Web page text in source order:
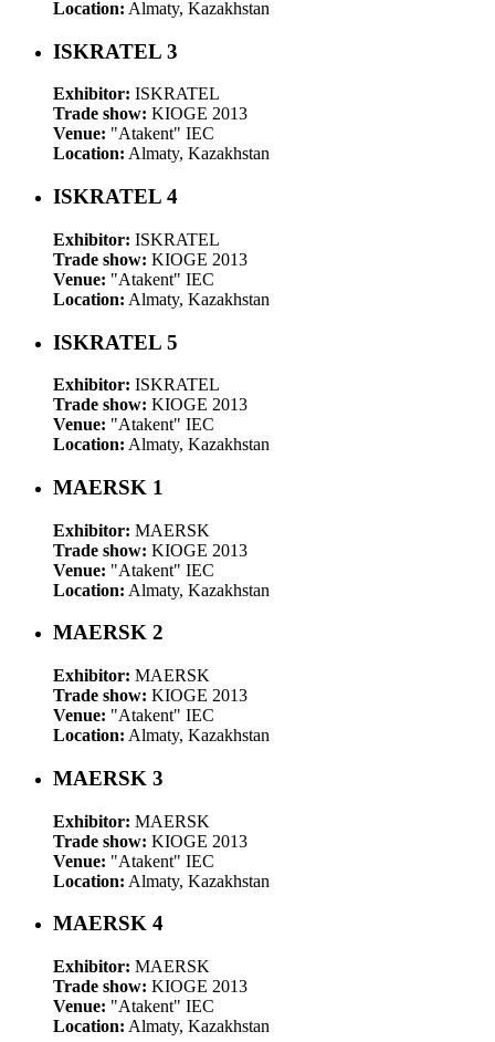
Location: Almaty, Kazakhstan
ISKRATEL 3
Exhibitor: ISKRATEL
Trade show: KIOGE 2013
Venue: "Atakent" IEC
Location: Almaty, Kazakhstan
ISKRATEL 4
Exhibitor: ISKRATEL
Trade show: KIOGE 2013
Venue: "Atakent" IEC
Location: Almaty, Kazakhstan
ISKRATEL 5
Exhibitor: ISKRATEL
Trade show: KIOGE 2013
Venue: "Atakent" IEC
Location: Almaty, Kazakhstan
MAERSK 1
Exhibitor: MAERSK
Trade show: KIOGE 2013
Venue: "Atakent" IEC
Location: Almaty, Kazakhstan
MAERSK 2
Exhibitor: MAERSK
Trade show: KIOGE 2013
Venue: "Atakent" IEC
Location: Almaty, Kazakhstan
MAERSK 3
Exhibitor: MAERSK
Trade show: KIOGE 2013
Venue: "Atakent" IEC
Location: Almaty, Kazakhstan
MAERSK 4
Exhibitor: MAERSK
Trade show: KIOGE 2013
Venue: "Atakent" IEC
Location: Almaty, Kazakhstan